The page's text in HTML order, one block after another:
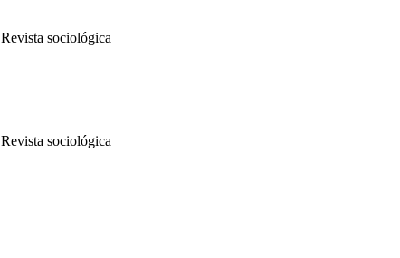
Revista sociológica
Revista sociológica